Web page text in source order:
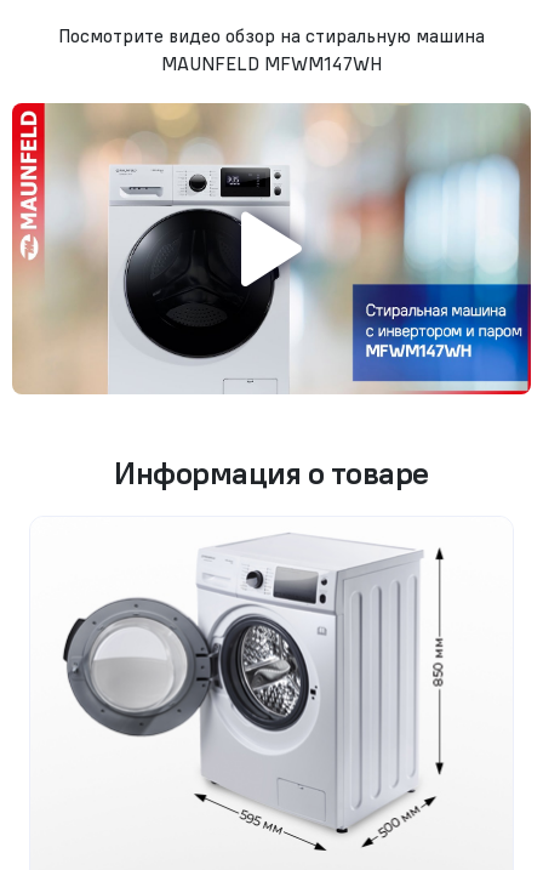
Посмотрите видео обзор на стиральную машина
MAUNFELD MFWM147WH
Информация о товаре